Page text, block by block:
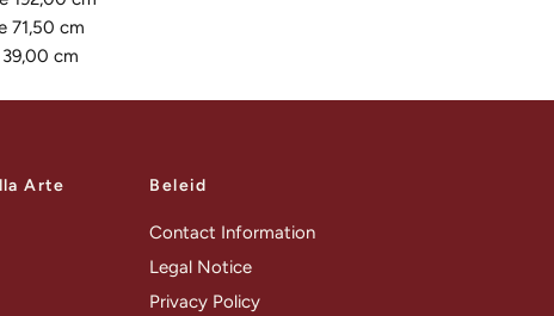
71,50 cm
cm
Arte Beleid
Contact Information
Legal Notice
Privacy Policy